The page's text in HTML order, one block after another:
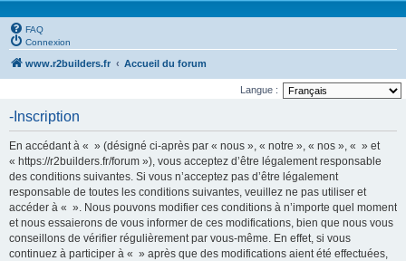
FAQ
Connexion
www.r2builders.fr Accueil du forum
Langue :
-Inscription
En accédant à « » (désigné ci-après par « nous », « notre », « nos », « » et
« https://r2builders.fr/forum »), vous acceptez d’être légalement responsable
des conditions suivantes. Si vous n’acceptez pas d’être légalement
responsable de toutes les conditions suivantes, veuillez ne pas utiliser et
accéder à « ». Nous pouvons modifier ces conditions à n’importe quel moment
et nous essaierons de vous informer de ces modifications, bien que nous vous
conseillons de vérifier régulièrement par vous-même. En effet, si vous
continuez à participer à « » après que des modifications aient été effectuées,